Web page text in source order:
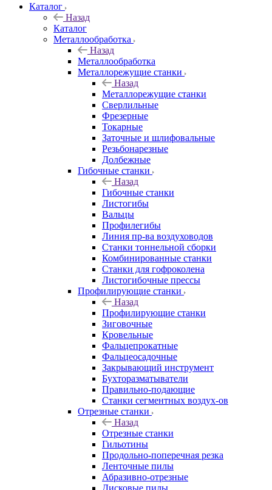
Каталог
Назад
Каталог
Металлообработка
Назад
Металлообработка
Металлорежущие станки
Назад
Металлорежущие станки
Сверлильные
Фрезерные
Токарные
Заточные и шлифовальные
Резьбонарезные
Долбежные
Гибочные станки
Назад
Гибочные станки
Листогибы
Вальцы
Профилегибы
Линия пр-ва воздуховодов
Станки тоннельной сборки
Комбинированные станки
Станки для гофроколена
Листогибочные прессы
Профилирующие станки
Назад
Профилирующие станки
Зиговочные
Кровельные
Фальцепрокатные
Фальцеосадочные
Закрывающий инструмент
Бухторазматыватели
Правильно-подающие
Станки сегментных воздух-ов
Отрезные станки
Назад
Отрезные станки
Гильотины
Продольно-поперечная резка
Ленточные пилы
Абразивно-отрезные
Дисковые пилы